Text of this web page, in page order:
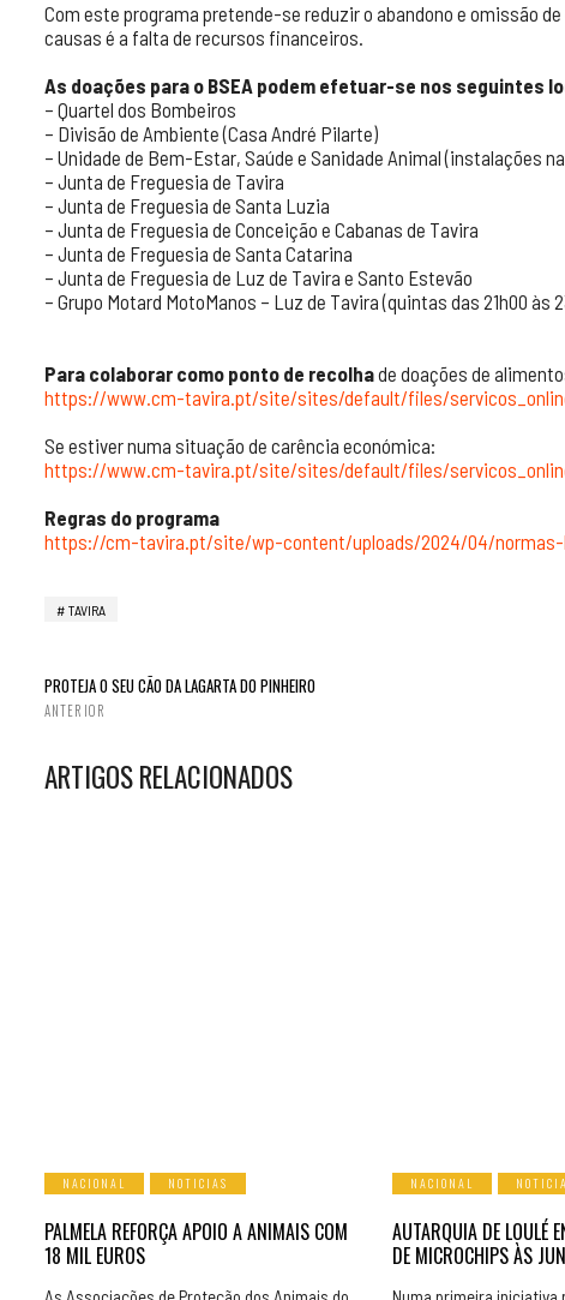
Com este programa pretende-se reduzir o abandono e omissão
causas é a falta de recursos financeiros.
As doações para o BSEA podem efetuar-se nos seguintes
– Quartel dos Bombeiros
– Divisão de Ambiente (Casa André Pilarte)
– Unidade de Bem-Estar, Saúde e Sanidade Animal (instalações
– Junta de Freguesia de Tavira
– Junta de Freguesia de Santa Luzia
– Junta de Freguesia de Conceição e Cabanas de Tavira
– Junta de Freguesia de Santa Catarina
– Junta de Freguesia de Luz de Tavira e Santo Estevão
– Grupo Motard MotoManos – Luz de Tavira (quintas das 21h00 às
Para colaborar como ponto de recolhade doações de
https://www.cm-tavira.pt/site/sites/default/files/
Se estiver numa situação de carência económica:
https://www.cm-tavira.pt/site/sites/default/files/
Regras do programa
https://cm-tavira.pt/site/wp-content/uploads/2024/04/
TAVIRA
PROTEJA O SEU CÃO DA LAGARTA DO PINHEIRO
ANTERIOR
ARTIGOS RELACIONADOS
NACIONAL NOTICIAS
PALMELA REFORÇA APOIO A ANIMAIS COM
18 MIL EUROS
NACIONAL
AUTARQUIA DE LOULÉ
DE MICROCHIPS ÀS